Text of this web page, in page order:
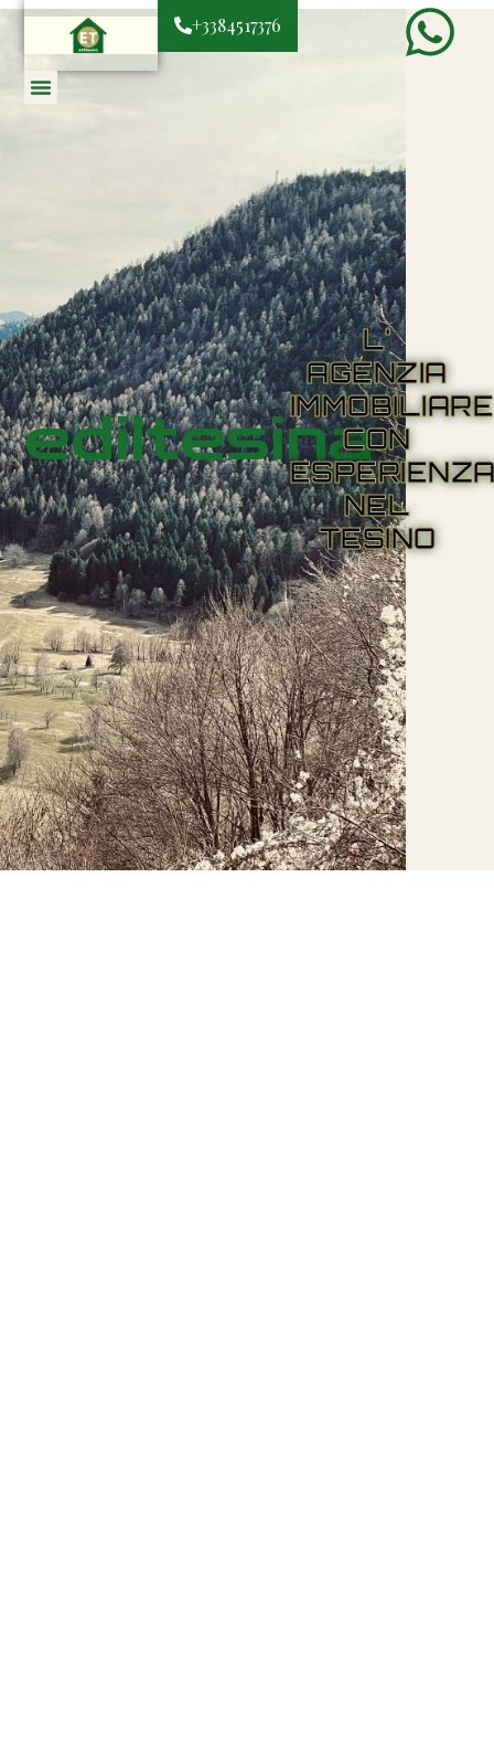
+3384517376
ediltesina
L'
AGENZIA
IMMOBILIARE
CON
NEL
TESINO